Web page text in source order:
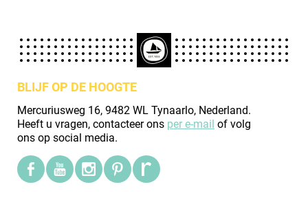
BLIJF OP DE HOOGTE
Mercuriusweg 16, 9482 WL Tynaarlo, Nederland.
Heeft u vragen, contacteer ons per e-mail of volg
ons op social media.